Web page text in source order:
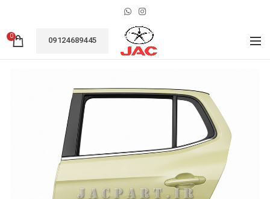
09124689445
0